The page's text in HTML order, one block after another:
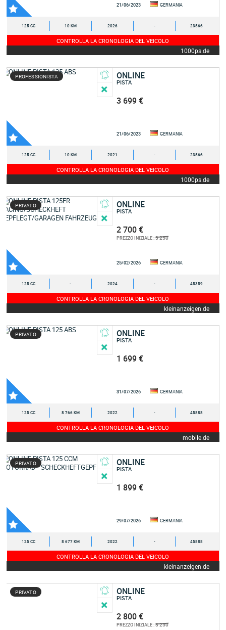
21/06/2023 GERMANIA
125 CC 10 KM 2026 - 23566
CONTROLLA LA CRONOLOGIA DEL VEICOLO
1000ps.de
PROFESSIONISTA ONLINE
PISTA
3 699 €
21/06/2023 GERMANIA
125 CC 10 KM 2021 - 23566
CONTROLLA LA CRONOLOGIA DEL VEICOLO
1000ps.de
PRIVATO ONLINE
PISTA
2 700 €
PREZZO INIZIALE :3 250
25/02/2026 GERMANIA
125 CC - 2024 - 45359
CONTROLLA LA CRONOLOGIA DEL VEICOLO
kleinanzeigen.de
PRIVATO ONLINE
PISTA
1 699 €
31/07/2026 GERMANIA
125 CC 8 766 KM 2022 - 45888
CONTROLLA LA CRONOLOGIA DEL VEICOLO
mobile.de
PRIVATO ONLINE
PISTA
1 899 €
29/07/2026 GERMANIA
125 CC 8 677 KM 2022 - 45888
CONTROLLA LA CRONOLOGIA DEL VEICOLO
kleinanzeigen.de
PRIVATO ONLINE
PISTA
2 800 €
PREZZO INIZIALE :3 250